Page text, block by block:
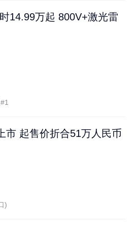
14.99万起 800V+激光雷
市 起售价折合51万人民币
)